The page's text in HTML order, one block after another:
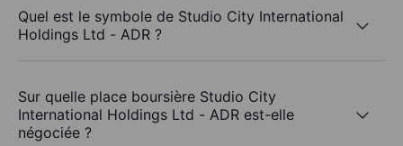
Quel est le symbole de Studio City International
Holdings Ltd - ADR ?
Sur quelle place boursière Studio City
International Holdings Ltd - ADR est-elle
négociée ?